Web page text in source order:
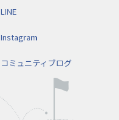
LINE
Instagram
コミュニティブログ